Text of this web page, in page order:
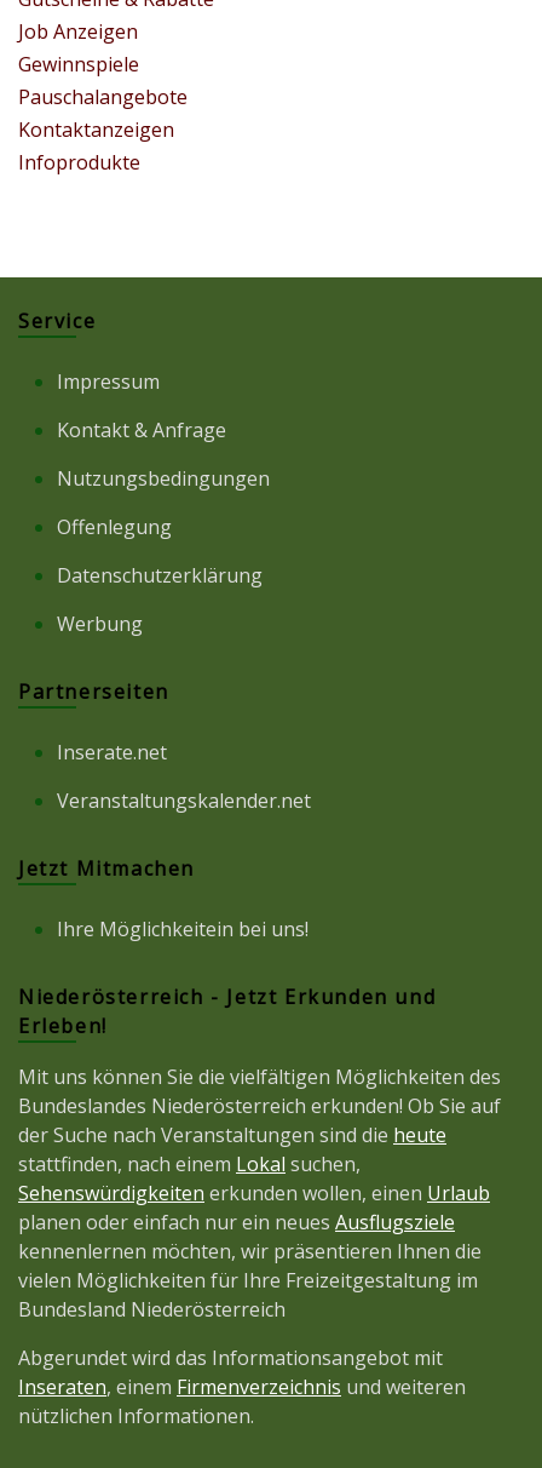
Job Anzeigen
Gewinnspiele
Pauschalangebote
Kontaktanzeigen
Infoprodukte
Service
Impressum
Kontakt & Anfrage
Nutzungsbedingungen
Offenlegung
Datenschutzerklärung
Werbung
Partnerseiten
Inserate.net
Veranstaltungskalender.net
Jetzt Mitmachen
Ihre Möglichkeitein bei uns!
Niederösterreich - Jetzt Erkunden und
Erleben!
Mit uns können Sie die vielfältigen Möglichkeiten des
Bundeslandes Niederösterreich erkunden! Ob Sie auf
der Suche nach Veranstaltungen sind die heute
stattfinden, nach einem Lokal suchen,
Sehenswürdigkeiten erkunden wollen, einen Urlaub
planen oder einfach nur ein neues Ausflugsziele
kennenlernen möchten, wir präsentieren Ihnen die
vielen Möglichkeiten für Ihre Freizeitgestaltung im
Bundesland Niederösterreich
Abgerundet wird das Informationsangebot mit
Inseraten, einem Firmenverzeichnis und weiteren
nützlichen Informationen.